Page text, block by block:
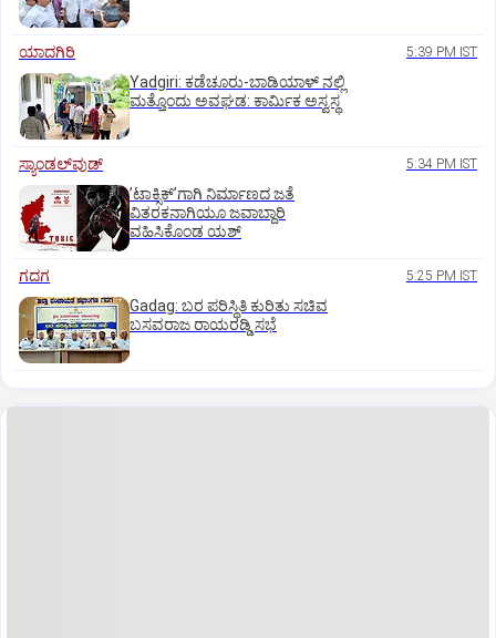
ಯಾದಗಿರಿ 5:39 PM IST
Yadgiri: ಕಡೆಚೂರು-ಬಾಡಿಯಾಳ್ ನಲ್ಲಿ
ಮತ್ತೊಂದು ಅವಘಡ: ಕಾರ್ಮಿಕ ಅಸ್ವಸ್ಥ
ಸ್ಯಾಂಡಲ್‌ವುಡ್‌ 5:34 PM IST
ʼಟಾಕ್ಸಿಕ್‌ʼಗಾಗಿ ನಿರ್ಮಾಣದ ಜತೆ
ವಿತರಕನಾಗಿಯೂ ಜವಾಬ್ದಾರಿ
ವಹಿಸಿಕೊಂಡ ಯಶ್
ಗದಗ 5:25 PM IST
Gadag: ಬರ ಪರಿಸ್ಥಿತಿ ಕುರಿತು ಸಚಿವ
ಬಸವರಾಜ ರಾಯರಡ್ಡಿ ಸಭೆ